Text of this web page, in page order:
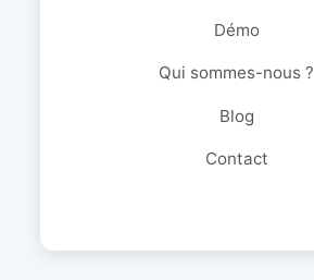
Démo
Qui sommes-nous ?
Blog
Contact